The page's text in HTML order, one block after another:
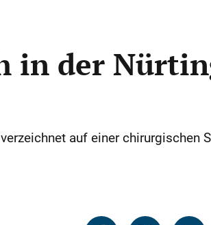
in der
auf einer